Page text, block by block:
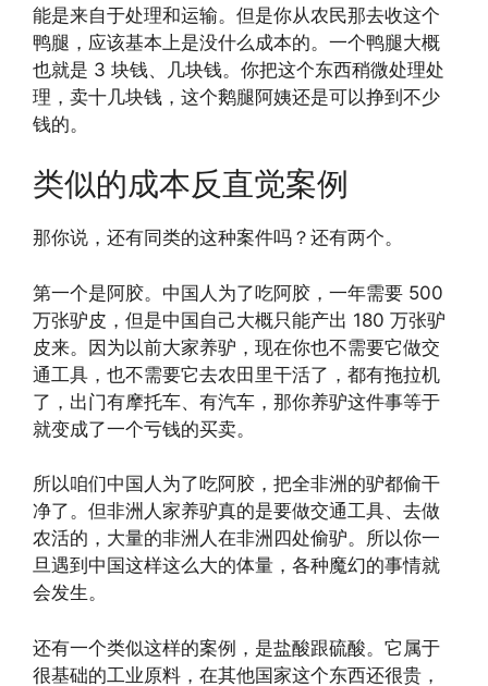
能是来自于处理和运输。但是你从农民那去收这个
鸭腿，应该基本上是没什么成本的。一个鸭腿大概
也就是 3 块钱、几块钱。你把这个东西稍微处理处
理，卖十几块钱，这个鹅腿阿姨还是可以挣到不少
钱的。
类似的成本反直觉案例
那你说，还有同类的这种案件吗？还有两个。
第一个是阿胶。中国人为了吃阿胶，一年需要 500
万张驴皮，但是中国自己大概只能产出 180 万张驴
皮来。因为以前大家养驴，现在你也不需要它做交
通工具，也不需要它去农田里干活了，都有拖拉机
了，出门有摩托车、有汽车，那你养驴这件事等于
就变成了一个亏钱的买卖。
所以咱们中国人为了吃阿胶，把全非洲的驴都偷干
净了。但非洲人家养驴真的是要做交通工具、去做
农活的，大量的非洲人在非洲四处偷驴。所以你一
旦遇到中国这样这么大的体量，各种魔幻的事情就
会发生。
还有一个类似这样的案例，是盐酸跟硫酸。它属于
很基础的工业原料，在其他国家这个东西还很贵，